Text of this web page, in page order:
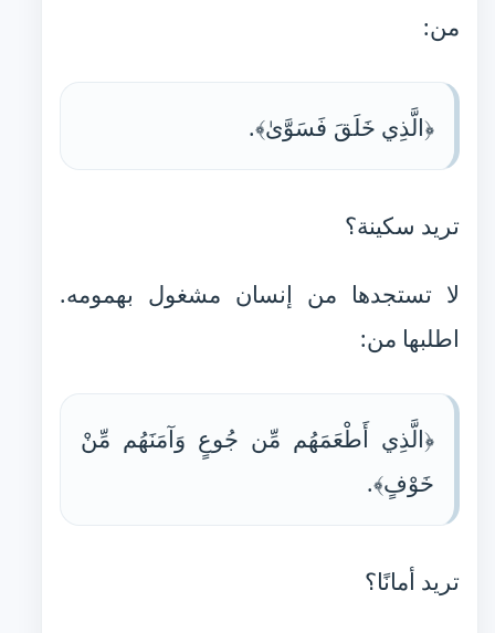
من:
﴿الَّذِي خَلَقَ فَسَوَّىٰ﴾.
تريد سكينة؟
لا تستجدها من إنسان مشغول بهمومه.
اطلبها من:
﴿الَّذِي أَطْعَمَهُم مِّن جُوعٍ وَآمَنَهُم مِّنْ
خَوْفٍ﴾.
تريد أمانًا؟